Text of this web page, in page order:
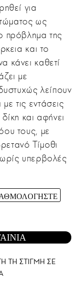
για
ως
πρόβλημα της
και το
κάνει καθετί
με
λείπουν
τις εντάσεις
και αφήνει
τους, με
Τίμοθι
υπερβολές
ΤΗ ΣΤΙΓΜΗ ΣΕ